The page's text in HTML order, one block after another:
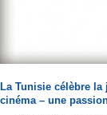
La Tunisie célèbre
cinéma – une